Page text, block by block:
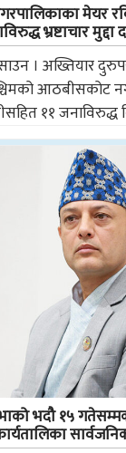
मेयर
भ्रष्टाचार मुद्दा
। अख्तियार
आठबीसकोट
११
भदौ १५